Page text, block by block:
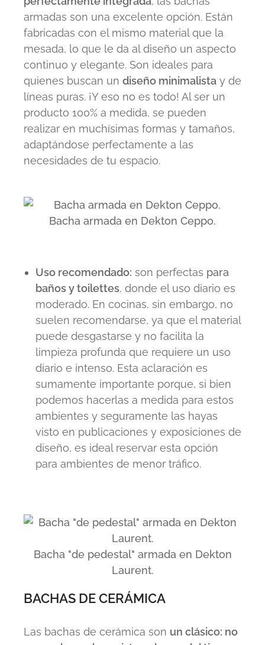
armadas son una excelente opción. Están
fabricadas con el mismo material que la
mesada, lo que le da al diseño un aspecto
continuo y elegante. Son ideales para
quienes buscan un diseño minimalista y de
líneas puras. ¡Y eso no es todo! Al ser un
producto 100% a medida, se pueden
realizar en muchísimas formas y tamaños,
adaptándose perfectamente a las
necesidades de tu espacio.
Bacha armada en Dekton Ceppo.
Uso recomendado: son perfectas para
baños y toilettes, donde el uso diario es
moderado. En cocinas, sin embargo, no
suelen recomendarse, ya que el material
puede desgastarse y no facilita la
limpieza profunda que requiere un uso
diario e intenso. Esta aclaración es
sumamente importante porque, si bien
podemos hacerlas a medida para estos
ambientes y seguramente las hayas
visto en publicaciones y exposiciones de
diseño, es ideal reservar esta opción
para ambientes de menor tráfico.
Bacha "de pedestal" armada en Dekton
Laurent.
BACHAS DE CERÁMICA
Las bachas de cerámica son un clásico: no